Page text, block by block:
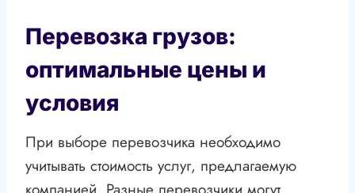
Перевозка грузов:
оптимальные цены и
условия
При выборе перевозчика необходимо
учитывать стоимость услуг, предлагаемую